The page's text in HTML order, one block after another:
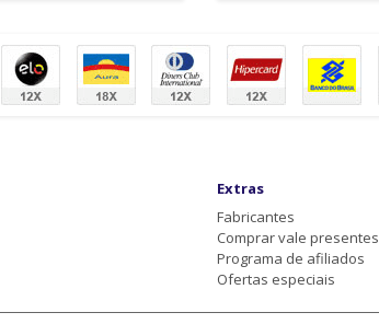
Extras
Fabricantes
Comprar vale presentes
Programa de afiliados
Ofertas especiais